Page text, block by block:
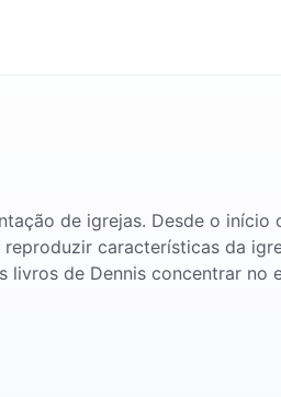
de igrejas. Desde o
características da
livros de Dennis concentrar no